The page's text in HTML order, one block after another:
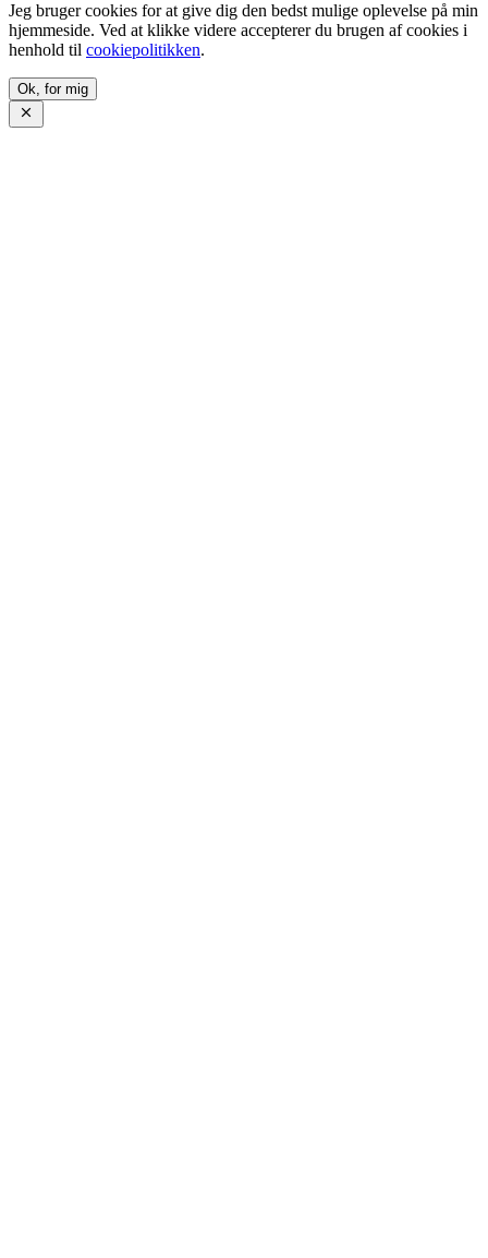
Jeg bruger cookies for at give dig den bedst mulige oplevelse på min
hjemmeside. Ved at klikke videre accepterer du brugen af cookies i
henhold til cookiepolitikken.
Ok, for mig